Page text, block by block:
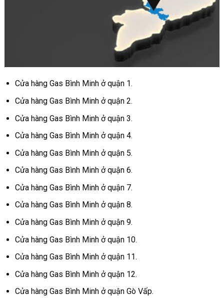
Cửa hàng Gas Bình Minh ở quận 1.
Cửa hàng Gas Bình Minh ở quận 2.
Cửa hàng Gas Bình Minh ở quận 3.
Cửa hàng Gas Bình Minh ở quận 4.
Cửa hàng Gas Bình Minh ở quận 5.
Cửa hàng Gas Bình Minh ở quận 6.
Cửa hàng Gas Bình Minh ở quận 7.
Cửa hàng Gas Bình Minh ở quận 8.
Cửa hàng Gas Bình Minh ở quận 9.
Cửa hàng Gas Bình Minh ở quận 10.
Cửa hàng Gas Bình Minh ở quận 11.
Cửa hàng Gas Bình Minh ở quận 12.
Cửa hàng Gas Bình Minh ở quận Gò Vấp.